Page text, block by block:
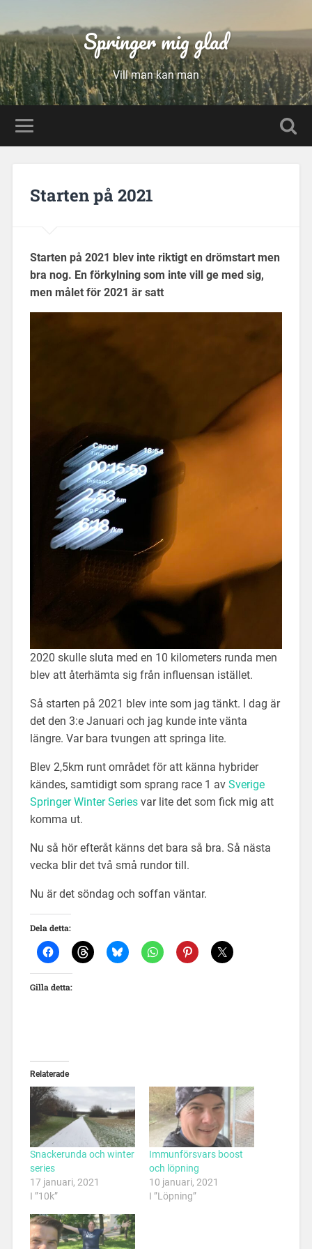
Springer mig glad
Vill man kan man
Starten på 2021
Starten på 2021 blev inte riktigt en drömstart men
bra nog. En förkylning som inte vill ge med sig,
men målet för 2021 är satt
2020 skulle sluta med en 10 kilometers runda men
blev att återhämta sig från influensan istället.
Så starten på 2021 blev inte som jag tänkt. I dag är
det den 3:e Januari och jag kunde inte vänta
längre. Var bara tvungen att springa lite.
Blev 2,5km runt området för att känna hybrider
kändes, samtidigt som sprang race 1 av Sverige
Springer Winter Seriesvar lite det som fick mig att
komma ut.
Nu så hör efteråt känns det bara så bra. Så nästa
vecka blir det två små rundor till.
Nu är det söndag och soffan väntar.
Dela detta:
Gilla detta:
Relaterade
Snackerunda och winter
series
17 januari, 2021
I ”10k”
Immunförsvars boost
och löpning
10 januari, 2021
I ”Löpning”